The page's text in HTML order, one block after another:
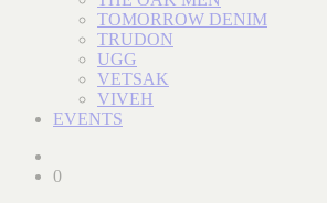
TOMORROW DENIM
TRUDON
UGG
VETSAK
VIVEH
EVENTS
0